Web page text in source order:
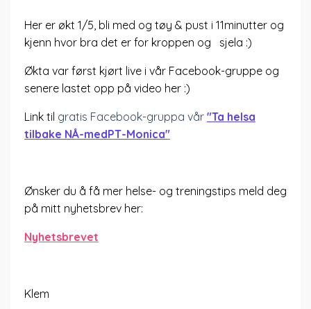
Her er økt 1/5, bli med og tøy & pust i 11minutter og
kjenn hvor bra det er for kroppen og sjela :)
Økta var først kjørt live i vår Facebook-gruppe og
senere lastet opp på video her :)
Link til gratis Facebook-gruppa vår "Ta helsa
tilbake NÅ-medPT-Monica"
Ønsker du å få mer helse- og treningstips meld deg
på mitt nyhetsbrev her:
Nyhetsbrevet
Klem